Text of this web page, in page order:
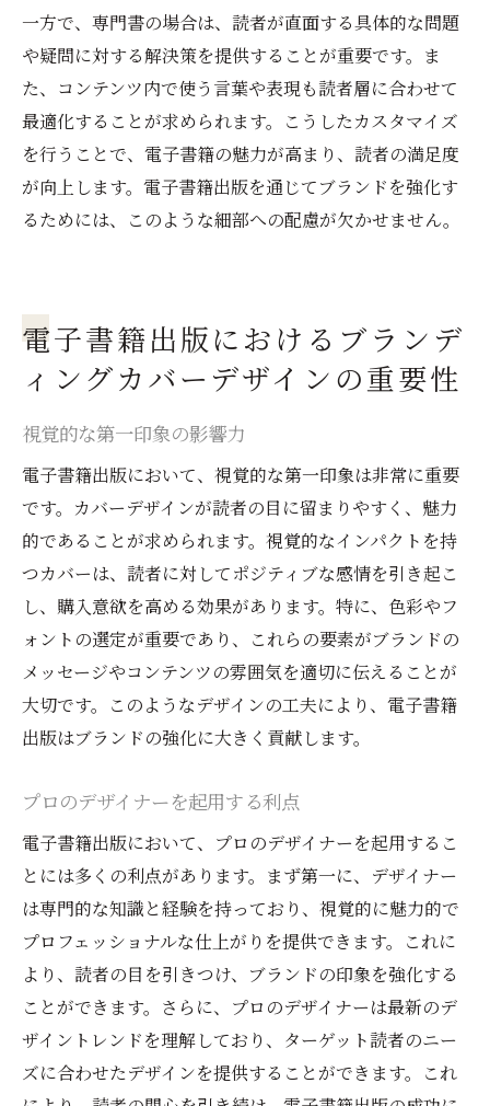
一方で、専門書の場合は、読者が直面する具体的な問題
や疑問に対する解決策を提供することが重要です。ま
た、コンテンツ内で使う言葉や表現も読者層に合わせて
最適化することが求められます。こうしたカスタマイズ
を行うことで、電子書籍の魅力が高まり、読者の満足度
が向上します。電子書籍出版を通じてブランドを強化す
るためには、このような細部への配慮が欠かせません。
電子書籍出版におけるブランデ
ィングカバーデザインの重要性
視覚的な第一印象の影響力
電子書籍出版において、視覚的な第一印象は非常に重要
です。カバーデザインが読者の目に留まりやすく、魅力
的であることが求められます。視覚的なインパクトを持
つカバーは、読者に対してポジティブな感情を引き起こ
し、購入意欲を高める効果があります。特に、色彩やフ
ォントの選定が重要であり、これらの要素がブランドの
メッセージやコンテンツの雰囲気を適切に伝えることが
大切です。このようなデザインの工夫により、電子書籍
出版はブランドの強化に大きく貢献します。
プロのデザイナーを起用する利点
電子書籍出版において、プロのデザイナーを起用するこ
とには多くの利点があります。まず第一に、デザイナー
は専門的な知識と経験を持っており、視覚的に魅力的で
プロフェッショナルな仕上がりを提供できます。これに
より、読者の目を引きつけ、ブランドの印象を強化する
ことができます。さらに、プロのデザイナーは最新のデ
ザイントレンドを理解しており、ターゲット読者のニー
ズに合わせたデザインを提供することができます。これ